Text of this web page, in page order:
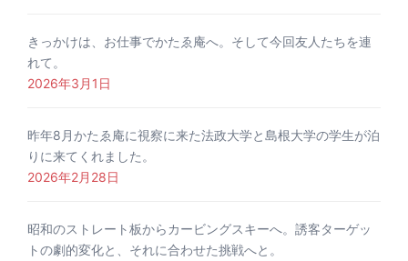
きっかけは、お仕事でかたゑ庵へ。そして今回友人たちを連
れて。
2026年3月1日
昨年8月かたゑ庵に視察に来た法政大学と島根大学の学生が泊
りに来てくれました。
2026年2月28日
昭和のストレート板からカービングスキーへ。誘客ターゲッ
トの劇的変化と、それに合わせた挑戦へと。